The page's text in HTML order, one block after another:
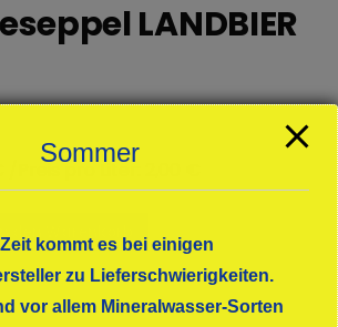
LANDBIER
/Preis pro Liter: 2,00 €
Sommer
kommt es bei einigen
zu Lieferschwierigkeiten.
vor allem Mineralwasser-Sorten